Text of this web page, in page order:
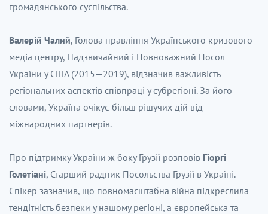
громадянського суспільства.
Валерій Чалий, Голова правління Українського кризового
медіа центру, Надзвичайний і Повноважний Посол
України у США (2015—2019), відзначив важливість
регіональних аспектів співпраці у субрегіоні. За його
словами, Україна очікує більш рішучих дій від
міжнародних партнерів.
Про підтримку України ж боку Грузії розповів Гіоргі
Голетіані, Старший радник Посольства Грузії в Україні.
Спікер зазначив, що повномасштабна війна підкреслила
тендітність безпеки у нашому регіоні, а європейська та